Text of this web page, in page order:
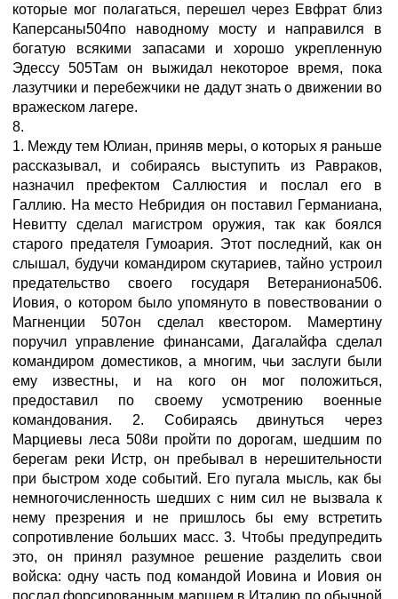
которые мог полагаться, перешел через Евфрат близ
Каперсаны504по наводному мосту и направился в
богатую всякими запасами и хорошо укрепленную
Эдессу 505Там он выжидал некоторое время, пока
лазутчики и перебежчики не дадут знать о движении во
вражеском лагере.
8.
1. Между тем Юлиан, приняв меры, о которых я раньше
рассказывал, и собираясь выступить из Равраков,
назначил префектом Саллюстия и послал его в
Галлию. На место Небридия он поставил Германиана,
Невитту сделал магистром оружия, так как боялся
старого предателя Гумоария. Этот последний, как он
слышал, будучи командиром скутариев, тайно устроил
предательство своего государя Ветераниона506.
Иовия, о котором было упомянуто в повествовании о
Магненции 507он сделал квестором. Мамертину
поручил управление финансами, Дагалайфа сделал
командиром доместиков, а многим, чьи заслуги были
ему известны, и на кого он мог положиться,
предоставил по своему усмотрению военные
командования. 2. Собираясь двинуться через
Марциевы леса 508и пройти по дорогам, шедшим по
берегам реки Истр, он пребывал в нерешительности
при быстром ходе событий. Его пугала мысль, как бы
немногочисленность шедших с ним сил не вызвала к
нему презрения и не пришлось бы ему встретить
сопротивление больших масс. 3. Чтобы предупредить
это, он принял разумное решение разделить свои
войска: одну часть под командой Иовина и Иовия он
послал форсированным маршем в Италию по обычной